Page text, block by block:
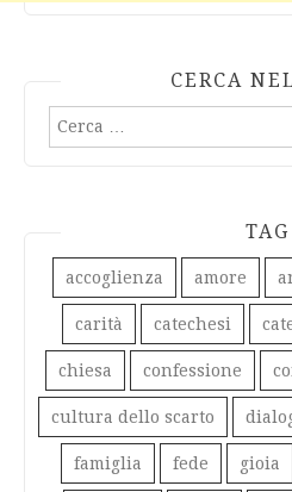
CERCA
Ricerca
per:
TAG
accoglienza amore
carità catechesi
chiesa confessione
cultura dello scarto
famiglia fede gioia